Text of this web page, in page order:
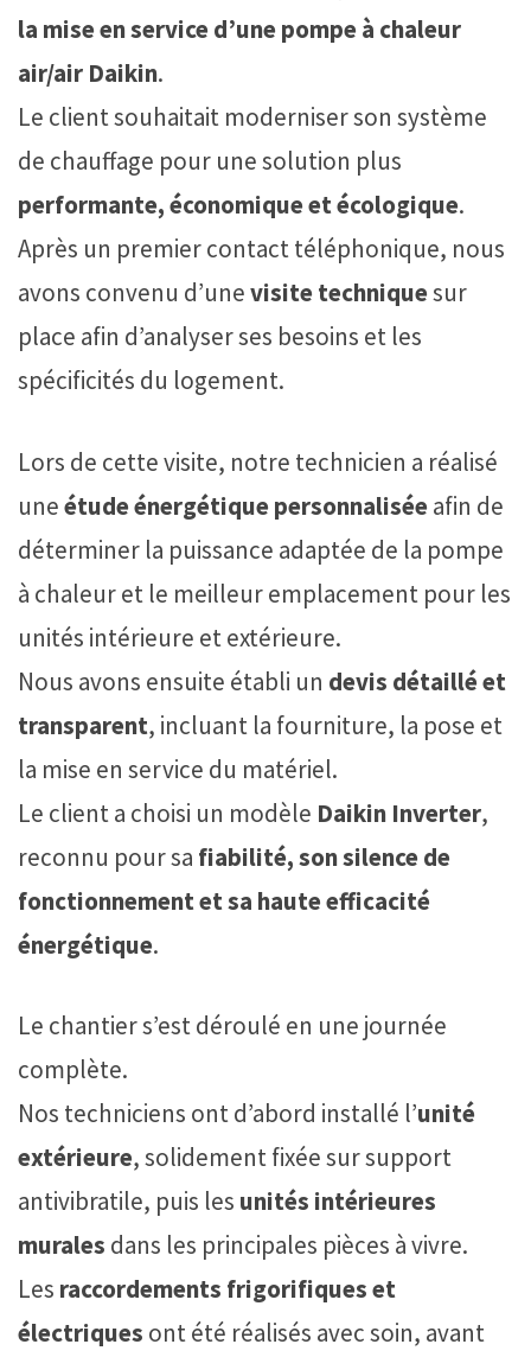
la mise en service d’une pompe à chaleur
air/air Daikin.
Le client souhaitait moderniser son système
de chauffage pour une solution plus
performante, économique et écologique.
Après un premier contact téléphonique, nous
avons convenu d’unevisite techniquesur
place afin d’analyser ses besoins et les
spécificités du logement.
Lors de cette visite, notre technicien a réalisé
uneétude énergétique personnaliséeafin de
déterminer la puissance adaptée de la pompe
à chaleur et le meilleur emplacement pour les
unités intérieure et extérieure.
Nous avons ensuite établi un devis détaillé et
transparent, incluant la fourniture, la pose et
la mise en service du matériel.
Le client a choisi un modèle Daikin Inverter,
reconnu pour sa fiabilité, son silence de
fonctionnement et sa haute efficacité
énergétique.
Le chantier s’est déroulé en une journée
complète.
Nos techniciens ont d’abord installé l’unité
extérieure, solidement fixée sur support
antivibratile, puis les unités intérieures
murales dans les principales pièces à vivre.
Les raccordements frigorifiques et
électriques ont été réalisés avec soin, avant